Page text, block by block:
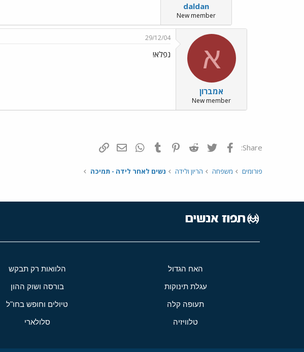
daldan
New member
א
אמברון
New member
29/12/04
נפלא!
Share: פייסבוק Twitter
Reddit
Pinterest
Tumblr
WhatsAppדואר אלקטרוני
פורומים משפחה הריון ולידה נשים לאחר לידה - תמיכה
האח הגדול הלוואות רק תבקש
עגלת תינוקות בורסה ושוק ההון
תעופה קלה טיולים וחופש בחו"ל
טלוויזיה סלולארי